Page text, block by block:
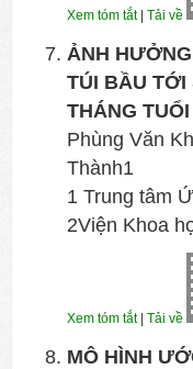
Xem tóm tắt| Tải về
ẢNH
TÚI BẦU
THÁNG
Phùng Văn
Thành1
1 Trung tâm
2Viện Khoa
Xem tóm tắt| Tải về
MÔ HÌNH